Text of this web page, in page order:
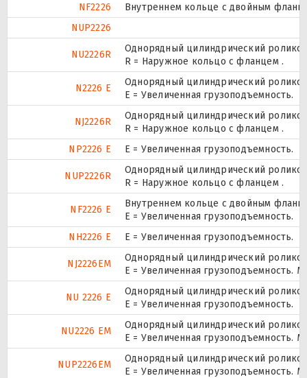
NF2226
Внутреннем кольце с двойным
NUP2226
NU2226R
Однорядный цилиндрический
R = Наружное кольцо с фланцем .
N2226 E
Однорядный цилиндрический
Е = Увеличенная грузоподъемность.
NJ2226R
Однорядный цилиндрический
R = Наружное кольцо с фланцем .
NP2226 E
Е = Увеличенная грузоподъемность.
NUP2226R
Однорядный цилиндрический
R = Наружное кольцо с фланцем .
NF2226 E
Внутреннем кольце с двойным
Е = Увеличенная грузоподъемность.
NH2226 E
Е = Увеличенная грузоподъемность.
NJ2226EM
Однорядный цилиндрический
E = Увеличенная грузоподъемность.
NU 2226 E
Однорядный цилиндрический
Е = Увеличенная грузоподъемность.
NU2226 EM
Однорядный цилиндрический
E = Увеличенная грузоподъемность.
NUP2226EM
Однорядный цилиндрический
E = Увеличенная грузоподъемность.